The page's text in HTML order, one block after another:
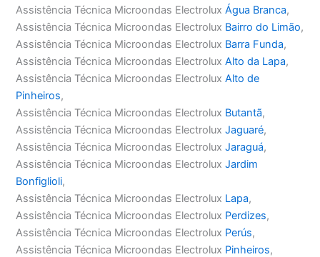
Assistência Técnica Microondas ElectroluxÁgua Branca,
Assistência Técnica Microondas Electrolux Bairro do Limão,
Assistência Técnica Microondas Electrolux Barra Funda,
Assistência Técnica Microondas ElectroluxAlto da Lapa,
Assistência Técnica Microondas ElectroluxAlto de
Pinheiros,
Assistência Técnica Microondas Electrolux Butantã,
Assistência Técnica Microondas ElectroluxJaguaré,
Assistência Técnica Microondas ElectroluxJaraguá,
Assistência Técnica Microondas ElectroluxJardim
Bonfiglioli,
Assistência Técnica Microondas Electrolux Lapa,
Assistência Técnica Microondas Electrolux Perdizes,
Assistência Técnica Microondas Electrolux Perús,
Assistência Técnica Microondas Electrolux Pinheiros,